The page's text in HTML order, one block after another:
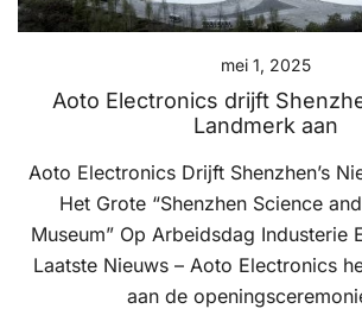
mei 1, 2025
Aoto Electronics drijft
Landmerk aan
Aoto Electronics Drijft Shenzhen’s
Het Grote “Shenzhen Science
Museum” Op Arbeidsdag Industerie
Laatste Nieuws – Aoto Electronics
aan de